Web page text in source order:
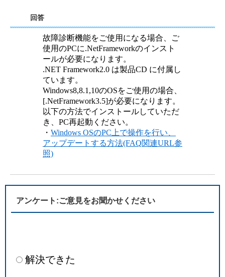
回答
故障診断機能をご使用になる場合、ご
使用のPCに.NetFrameworkのインスト
ールが必要になります。
.NET Framework2.0 は製品CD に付属し
ています。
Windows8,8.1,10のOSをご使用の場合、
[.NetFramework3.5]が必要になります。
以下の方法でインストールしていただ
き、PC再起動ください。
・ Windows OSのPC上で操作を行い、
アップデートする方法(FAQ関連URL参
照)
アンケート:ご意見をお聞かせください
解決できた